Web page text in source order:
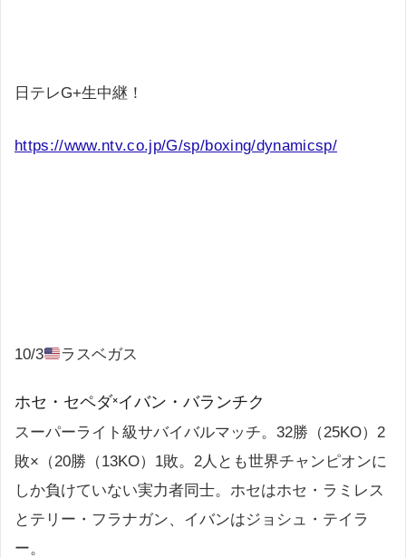
日テレG+生中継 ！
https://www.ntv.co.jp/G/sp/boxing/dynamicsp/
10/3 ラスベガス
ホセ・セペダ×イバン・バランチク
スーパーライト級サバイバルマッチ。32勝（25KO）2
敗×（20勝（13KO）1敗。2人とも世界チャンピオンに
しか負けていない実力者同士。ホセはホセ・ラミレス
とテリー・フラナガン、イバンはジョシュ・テイラ
ー。